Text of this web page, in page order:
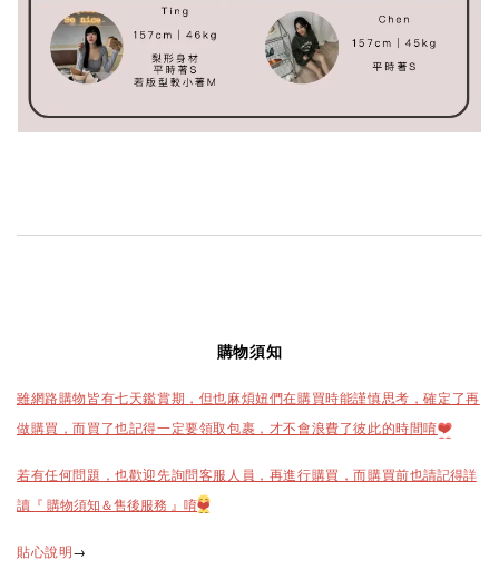
購物須知
雖網路購物皆有七天鑑賞期，但也麻煩妞們在購買時能謹慎思考，確定了再
做購買，而買了也記得一定要領取包裹，才不會浪費了彼此的時間唷❤️
若有任何問題，也歡迎先詢問客服人員，再進行購買，而購買前也請記得詳
讀『 購物須知＆售後服務 』唷❤️
貼心說明→